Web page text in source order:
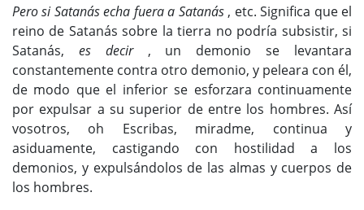
Pero si Satanás echa fuera a Satanás, etc. Significa que el
reino de Satanás sobre la tierra no podría subsistir, si
Satanás, es decir, un demonio se levantara
constantemente contra otro demonio, y peleara con él,
de modo que el inferior se esforzara continuamente
por expulsar a su superior de entre los hombres. Así
vosotros, oh Escribas, miradme, continua y
asiduamente, castigando con hostilidad a los
demonios, y expulsándolos de las almas y cuerpos de
los hombres.